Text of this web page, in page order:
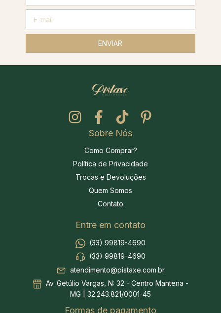
Sobre Nós
Como Comprar?
Política de Privacidade
Trocas e Devoluções
Quem Somos
Contato
Entre em contato
(33) 99819-4690
(33) 99819-4690
atendimento@pistaxe.com.br
Av. Getúlio Vargas, N: 32 - Centro Mantena -
MG | 32.243.821/0001-45
Formas de pagamento